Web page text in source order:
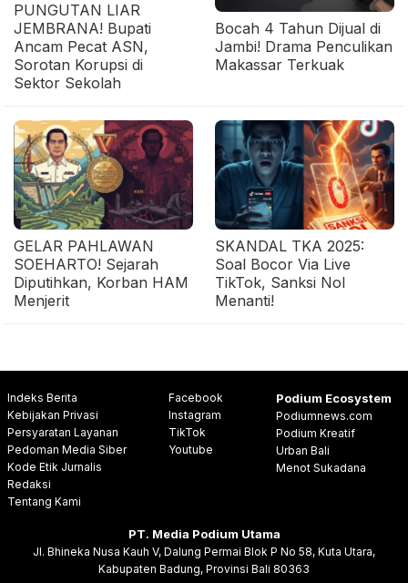
PUNGUTAN LIAR
JEMBRANA! Bupati
Ancam Pecat ASN,
Sorotan Korupsi di
Sektor Sekolah
Bocah 4 Tahun Dijual di
Jambi! Drama Penculikan
Makassar Terkuak
GELAR PAHLAWAN
SOEHARTO! Sejarah
Diputihkan, Korban HAM
Menjerit
SKANDAL TKA 2025:
Soal Bocor Via Live
TikTok, Sanksi Nol
Menanti!
Indeks Berita
Kebijakan Privasi
Persyaratan Layanan
Pedoman Media Siber
Kode Etik Jurnalis
Redaksi
Tentang Kami
Facebook
Instagram
TikTok
Youtube
Podium Ecosystem
Podiumnews.com
Podium Kreatif
Urban Bali
Menot Sukadana
PT. Media Podium Utama
Jl. Bhineka Nusa Kauh V, Dalung Permai Blok P No 58, Kuta Utara,
Kabupaten Badung, Provinsi Bali 80363